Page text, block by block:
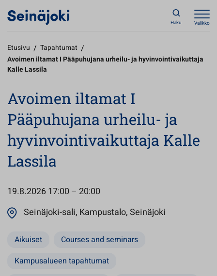
Haku Valikko
Etusivu / Tapahtumat /
Avoimen iltamat I Pääpuhujana urheilu- ja hyvinvointivaikuttaja
Kalle Lassila
Avoimen iltamat I
Pääpuhujana urheilu- ja
hyvinvointivaikuttaja Kalle
Lassila
19.8.202617:00 – 20:00
Seinäjoki-sali, Kampustalo, Seinäjoki
Aikuiset
Courses and seminars
Kampusalueen tapahtumat